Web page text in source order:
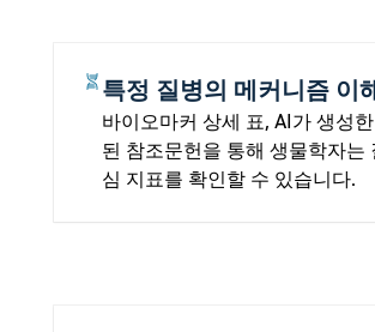
특정 질병의 메커니즘 이
바이오마커 상세 표, AI가 생성
된 참조문헌을 통해 생물학자
심 지표를 확인할 수 있습니다.